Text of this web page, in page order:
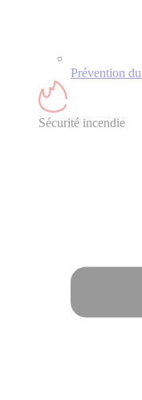
Prévention
Sécurité incendie